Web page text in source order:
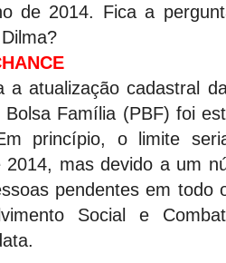
de 2014. Fica a
a atualização cadastral
Bolsa Família (PBF) foi
princípio, o limite
2014, mas devido a um
pendentes em todo
Social e